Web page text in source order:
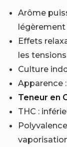
Arôme
Effets
les tensions
Culture
Apparence
Teneur en
THC :